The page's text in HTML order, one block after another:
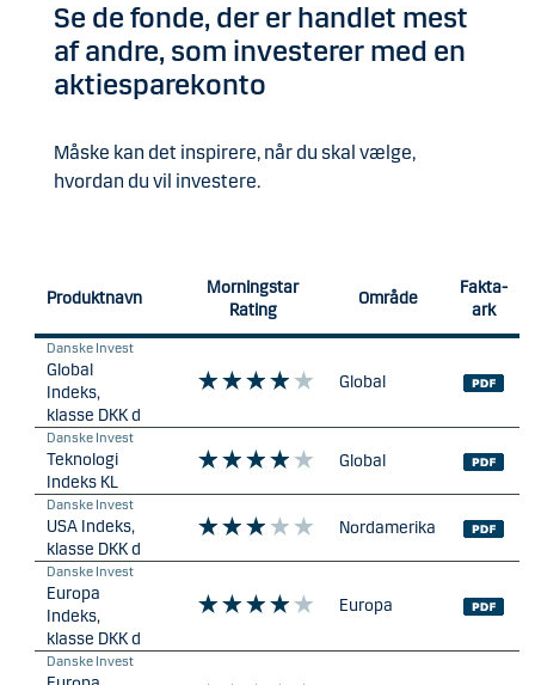
Se de fonde, der er handlet mest
af andre, som investerer med en
aktiesparekonto
Måske kan det inspirere, når du skal vælge,
hvordan du vil investere.